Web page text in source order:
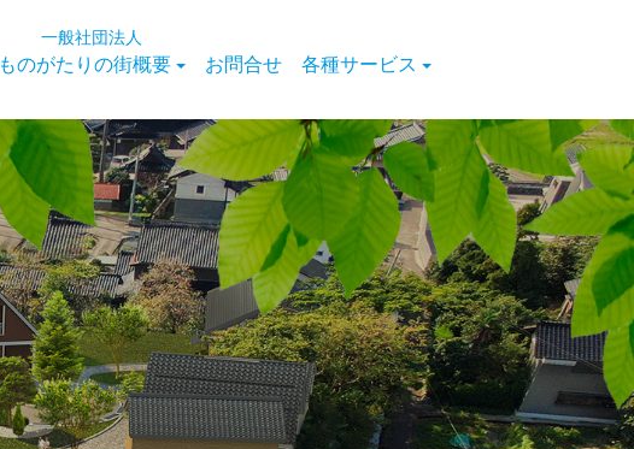
一般社団法人
ものがたりの街概要 お問合せ 各種サービス